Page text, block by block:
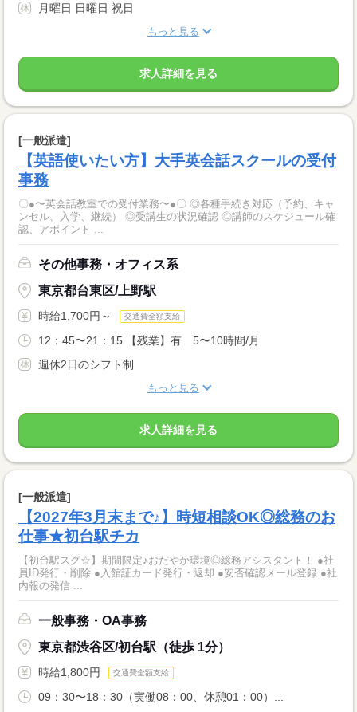
月曜日 日曜日 祝日
もっと見る
求人詳細を見る
[一般派遣]
【英語使いたい方】大手英会話スクールの受付
事務
〇●〜英会話教室での受付業務〜●〇 ◎各種手続き対応（予約、キャ
ンセル、入学、継続） ◎受講生の状況確認 ◎講師のスケジュール確
認、アポイント ...
その他事務・オフィス系
東京都台東区/上野駅
時給1,700円～ 交通費全額支給
12：45〜21：15 【残業】有 5〜10時間/月
週休2日のシフト制
もっと見る
求人詳細を見る
[一般派遣]
【2027年3月末まで♪】時短相談OK◎総務のお
仕事★初台駅チカ
【初台駅スグ☆】期間限定♪おだやか環境◎総務アシスタント！ ●社
員ID発行・削除 ●入館証カード発行・返却 ●安否確認メール登録 ●社
内報の発信 ...
一般事務・OA事務
東京都渋谷区/初台駅（徒歩 1分）
時給1,800円 交通費全額支給
09：30〜18：30（実働08：00、休憩01：00）...